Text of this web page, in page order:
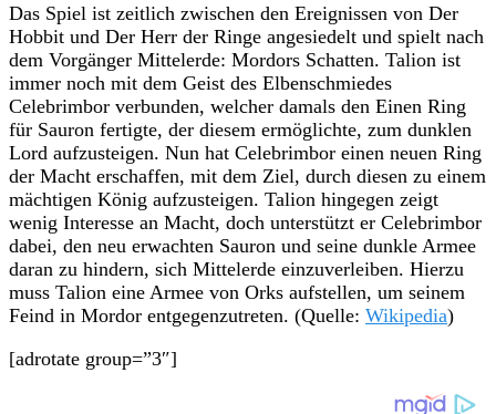
Das Spiel ist zeitlich zwischen den Ereignissen von Der
Hobbit und Der Herr der Ringe angesiedelt und spielt nach
dem Vorgänger Mittelerde: Mordors Schatten. Talion ist
immer noch mit dem Geist des Elbenschmiedes
Celebrimbor verbunden, welcher damals den Einen Ring
für Sauron fertigte, der diesem ermöglichte, zum dunklen
Lord aufzusteigen. Nun hat Celebrimbor einen neuen Ring
der Macht erschaffen, mit dem Ziel, durch diesen zu einem
mächtigen König aufzusteigen. Talion hingegen zeigt
wenig Interesse an Macht, doch unterstützt er Celebrimbor
dabei, den neu erwachten Sauron und seine dunkle Armee
daran zu hindern, sich Mittelerde einzuverleiben. Hierzu
muss Talion eine Armee von Orks aufstellen, um seinem
Feind in Mordor entgegenzutreten. (Quelle: Wikipedia)
[adrotate group=”3″]